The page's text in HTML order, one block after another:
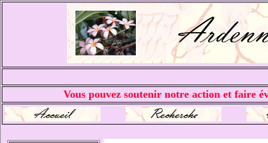
Vous pouvez soutenir notre action et faire